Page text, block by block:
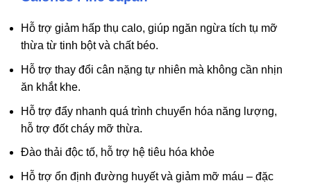
Hỗ trợ giảm hấp thụ calo, giúp ngăn ngừa tích tụ mỡ
thừa từ tinh bột và chất béo.
Hỗ trợ thay đổi cân nặng tự nhiên mà không cần nhịn
ăn khắt khe.
Hỗ trợ đẩy nhanh quá trình chuyển hóa năng lượng,
hỗ trợ đốt cháy mỡ thừa.
Đào thải độc tố, hỗ trợ hệ tiêu hóa khỏe
Hỗ trợ ổn định đường huyết và giảm mỡ máu – đặc